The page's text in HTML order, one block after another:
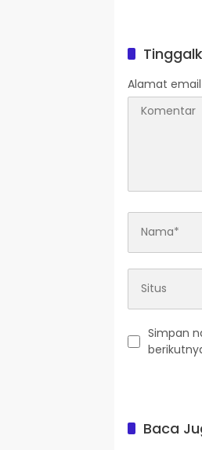
Alamat
Simpan
Baca